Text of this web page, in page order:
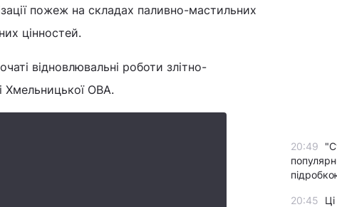
пожеж на складах паливно-мастильних
цінностей.
відновлювальні роботи злітно-
Хмельницької ОВА.
20:49
20:45